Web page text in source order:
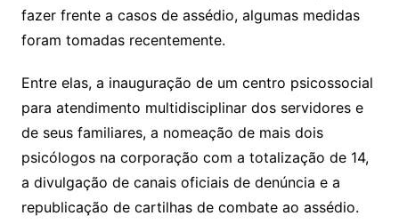
fazer frente a casos de assédio, algumas medidas
foram tomadas recentemente.
Entre elas, a inauguração de um centro psicossocial
para atendimento multidisciplinar dos servidores e
de seus familiares, a nomeação de mais dois
psicólogos na corporação com a totalização de 14,
a divulgação de canais oficiais de denúncia e a
republicação de cartilhas de combate ao assédio.